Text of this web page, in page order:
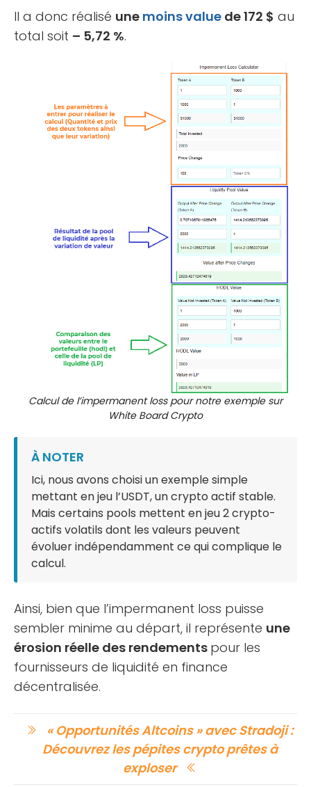
Il a donc réalisé une moins value de 172 $ au
total soit – 5,72 %.
Calcul de l’impermanent loss pour notre exemple sur
White Board Crypto
À NOTER
Ici, nous avons choisi un exemple simple
mettant en jeu l’USDT, un crypto actif stable.
Mais certains pools mettent en jeu 2 crypto-
actifs volatils dont les valeurs peuvent
évoluer indépendamment ce qui complique le
calcul.
Ainsi, bien que l’impermanent loss puisse
sembler minime au départ, il représente une
érosion réelle des rendements pour les
fournisseurs de liquidité en finance
décentralisée.
« Opportunités Altcoins » avec Stradoji :
Découvrez les pépites crypto prêtes à
exploser